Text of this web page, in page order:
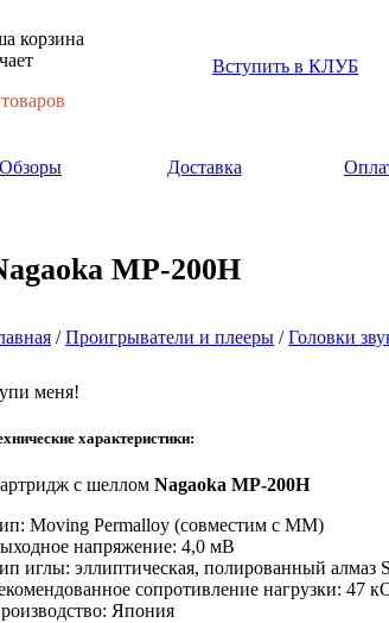
корзина
Вступить в КЛУБ
Обзоры Доставка
MP-200H
/Проигрыватели и плееры /Головки
меня!
характеристики:
с шеллом Nagaoka MP-200H
Moving Permalloy (совместим с MM)
напряжение: 4,0 мВ
иглы: эллиптическая, полированный алмаз
сопротивление нагрузки: 47
Япония